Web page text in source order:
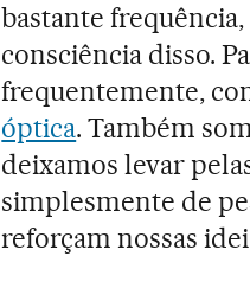
bastante
consciência disso.
frequentemente,
óptica. Também
deixamos levar
simplesmente de
reforçam nossas